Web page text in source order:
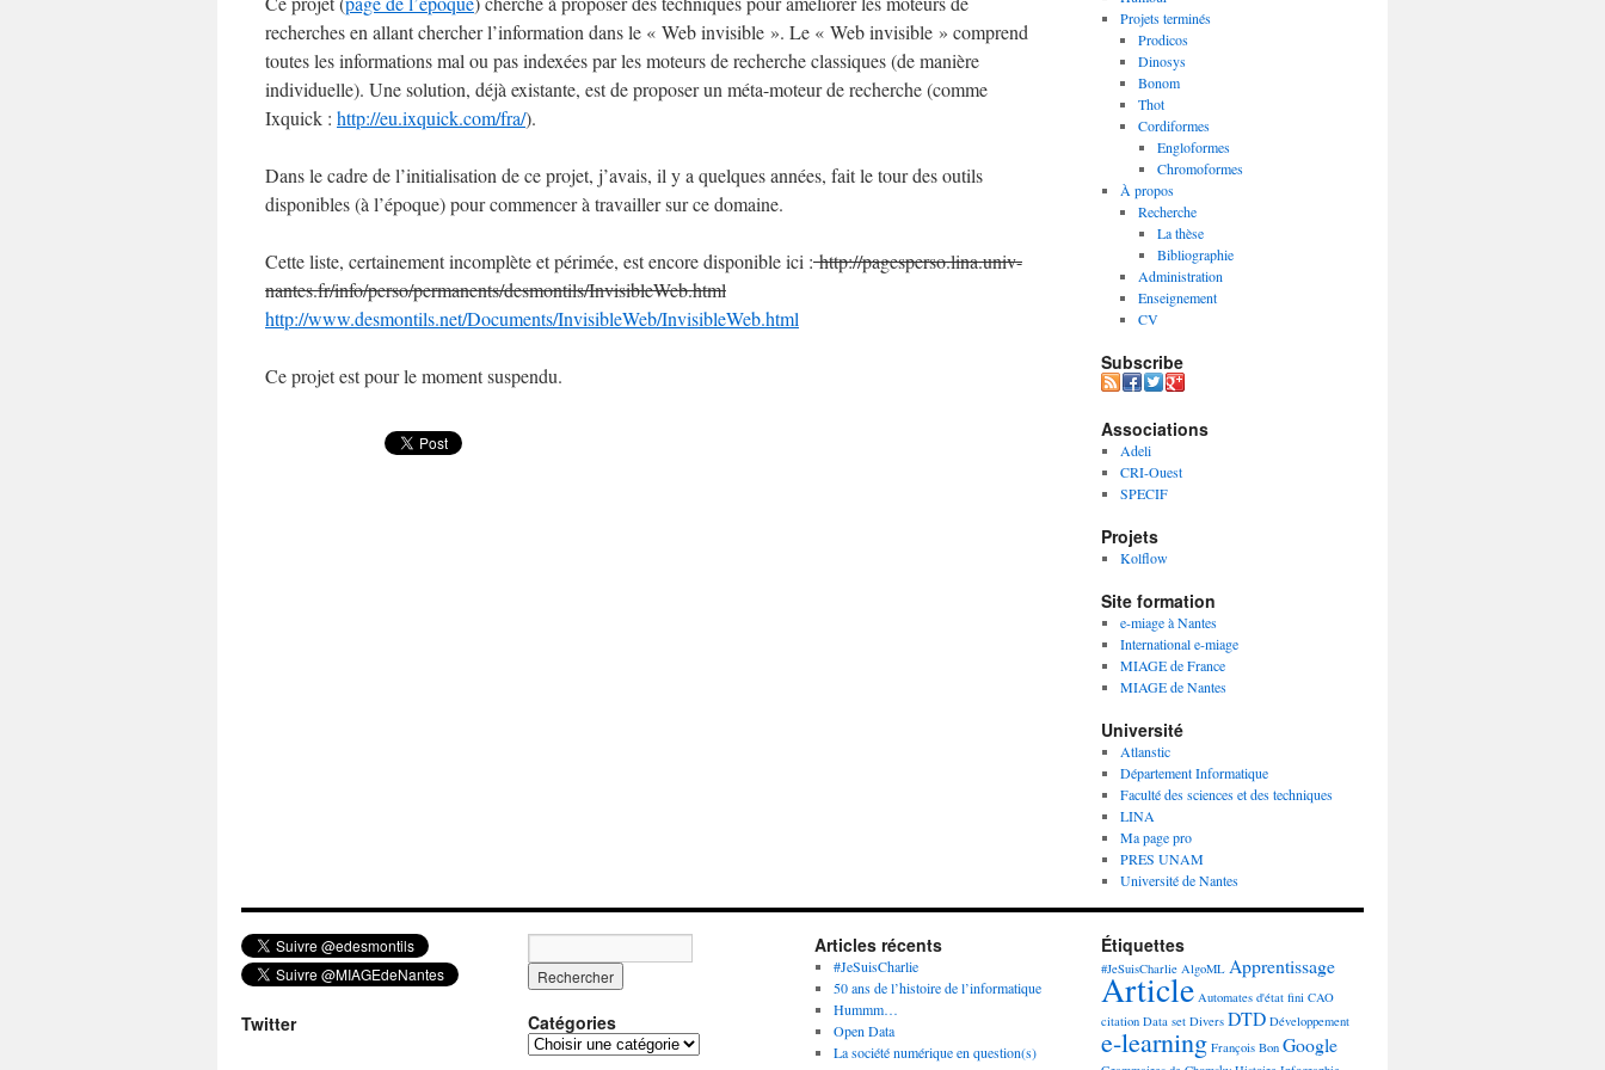
recherches en allant chercher l’information dans le « Web invisible ». Le « Web invisible » comprend
toutes les informations mal ou pas indexées par les moteurs de recherche classiques (de manière
individuelle). Une solution, déjà existante, est de proposer un méta-moteur de recherche (comme
Ixquick : http://eu.ixquick.com/fra/).
Dans le cadre de l’initialisation de ce projet, j’avais, il y a quelques années, fait le tour des outils
disponibles (à l’époque) pour commencer à travailler sur ce domaine.
Cette liste, certainement incomplète et périmée, est encore disponible ici : http://pagesperso.lina.univ-
nantes.fr/info/perso/permanents/desmontils/InvisibleWeb.html
http://www.desmontils.net/Documents/InvisibleWeb/InvisibleWeb.html
Ce projet est pour le moment suspendu.
Projets terminés
Prodicos
Dinosys
Bonom
Thot
Cordiformes
Engloformes
Chromoformes
À propos
Recherche
La thèse
Bibliographie
Administration
Enseignement
CV
Subscribe
Associations
Adeli
CRI-Ouest
SPECIF
Projets
Kolflow
Site formation
e-miage à Nantes
International e-miage
MIAGE de France
MIAGE de Nantes
Université
Atlanstic
Département Informatique
Faculté des sciences et des techniques
LINA
Ma page pro
PRES UNAM
Université de Nantes
Twitter Catégories
C
Articles récents
#JeSuisCharlie
50 ans de l’histoire de l’informatique
Hummm…
Open Data
La société numérique en question(s)
Étiquettes
#JeSuisCharlie AlgoML Apprentissage
Article Automates d'état fini CAO
citation Data set Divers DTD Développement
e-learning François Bon Google